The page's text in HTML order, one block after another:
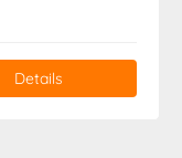
Details